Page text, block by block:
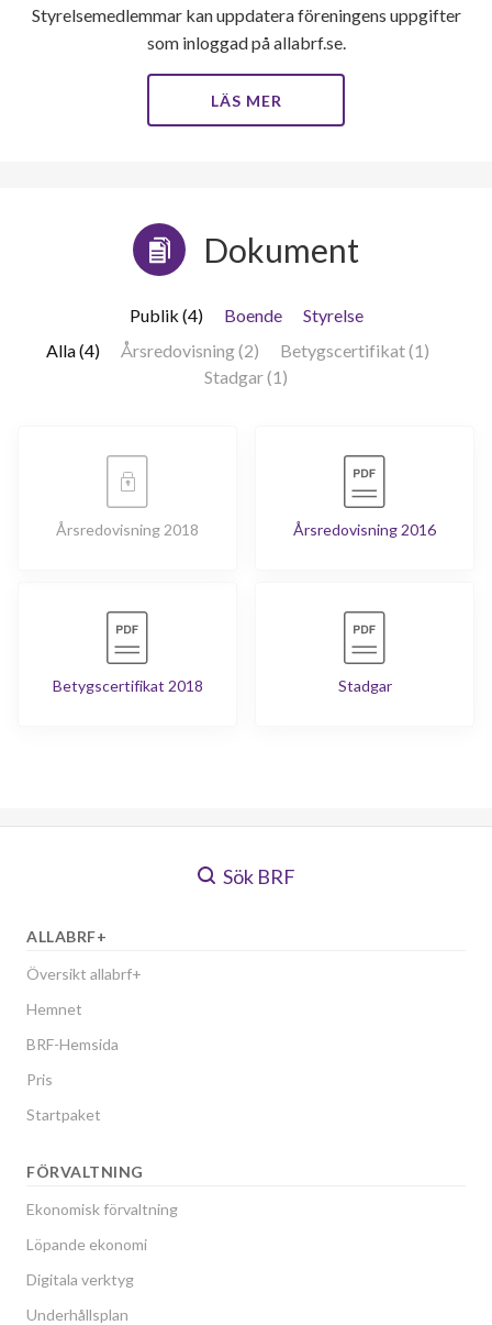
Styrelsemedlemmar kan uppdatera föreningens uppgifter
som inloggad på allabrf.se.
LÄS MER
Dokument
Publik (4) Boende
Styrelse
Alla (4)
Årsredovisning (2)
Betygscertifikat (1)
Stadgar (1)
Årsredovisning 2018 Årsredovisning 2016
Betygscertifikat 2018 Stadgar
Sök BRF
ALLABRF+
Översikt allabrf+
Hemnet
BRF-Hemsida
Pris
Startpaket
FÖRVALTNING
Ekonomisk förvaltning
Löpande ekonomi
Digitala verktyg
Underhållsplan